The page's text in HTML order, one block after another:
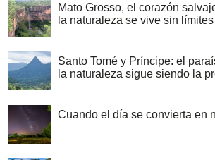
Mato Grosso, el corazón
la naturaleza se vive sin límites
Santo Tomé y Príncipe: el
la naturaleza sigue siendo la
Cuando el día se convierta en